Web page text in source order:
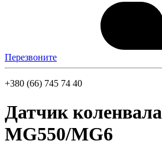
Перезвоните
+380 (66) 745 74 40
Датчик коленвала
MG550/MG6